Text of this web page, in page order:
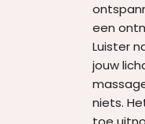
een
Luister
jouw
niets.